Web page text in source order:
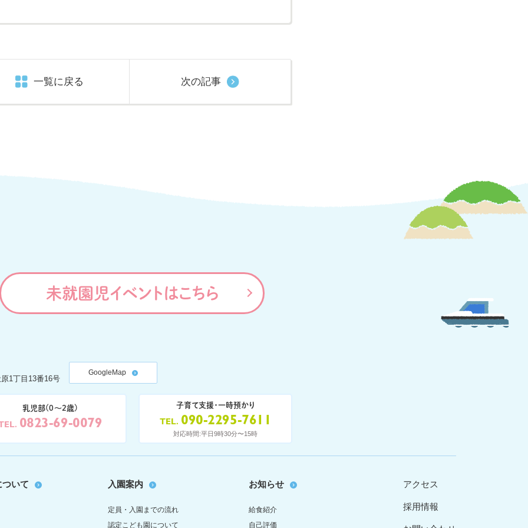
一覧に戻る 次の記事
未就園児イベントはこちら
1丁目13番16号
GoogleMap
乳児部(0〜2歳)
0823-69-0079
子育て支援・一時預かり
TEL 090-2295-7611
対応時間:平日9時30分〜15時
いて 入園案内
定員・入園までの流れ
認定こども園について
お知らせ
給食紹介
自己評価
アクセス
採用情報